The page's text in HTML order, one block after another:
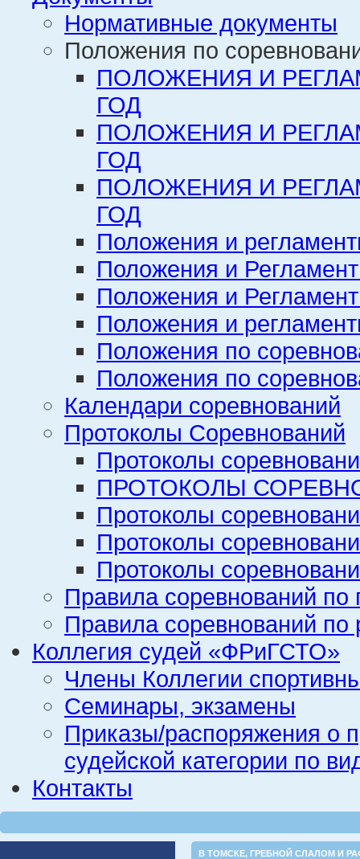
Нормативные документы
Положения по
ПОЛОЖЕНИЯ И
ГОД
ПОЛОЖЕНИЯ И
ГОД
ПОЛОЖЕНИЯ И
ГОД
Положения и
Положения и
Положения и
Положения и
Положения по
Положения по
Календари соревнований
Протоколы Соревнований
Протоколы
ПРОТОКОЛЫ
Протоколы
Протоколы
Протоколы
Правила соревнований по
Правила соревнований по
Коллегия судей «ФРиГСТО»
Члены Коллегии
Семинары, экзамены
Приказы/распоряжения о
судейской категории по
Контакты
В ТОМСКЕ, ГРЕБНОЙ СЛАЛОМ И